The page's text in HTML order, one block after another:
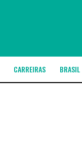
CARREIRAS BRASIL